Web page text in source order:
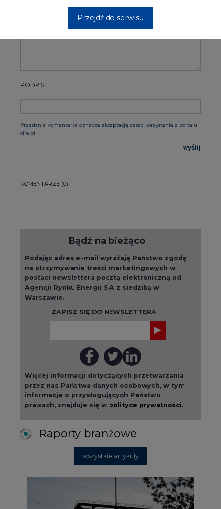
Przesłanie komentarza oznacza akceptację zasad korzystania z portalu
Podając adres e-mail wyrażają Państwo zgodę
na otrzymywanie treści marketingowych w
postaci newslettera pocztą elektroniczną od
Agencji Rynku Energii S.A z siedzibą w
Warszawie.
ZAPISZ SIĘ DO NEWSLETTERA
Więcej informacji dotyczących przetwarzania
przez nas Państwa danych osobowych, w tym
informacje o przysługujących Państwu
prawach, znajduje się w polityce prywatności.
Raporty branżowe